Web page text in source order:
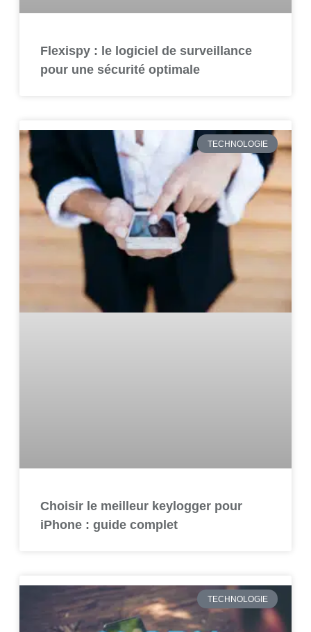
Flexispy : le logiciel de surveillance
pour une sécurité optimale
TECHNOLOGIE
Choisir le meilleur keylogger pour
iPhone : guide complet
TECHNOLOGIE